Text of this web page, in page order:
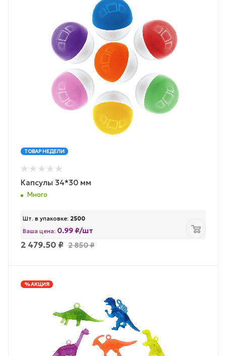
ТОВАР НЕДЕЛИ
Капсулы 34*30 мм
Много
Шт. в упаковке: 2500
Ваша цена: 0.99 ₽/шт
2 479.50 ₽ 2 850₽
% АКЦИЯ